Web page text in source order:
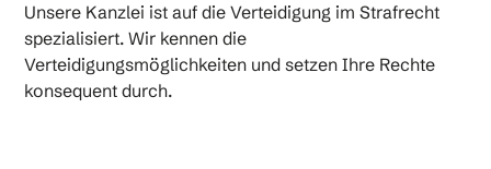
Unsere Kanzlei ist auf die Verteidigung im Strafrecht
spezialisiert. Wir kennen die
Verteidigungsmöglichkeiten und setzen Ihre Rechte
konsequent durch.